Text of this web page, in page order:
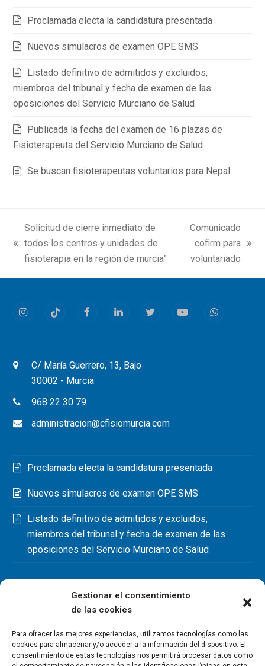
Gestionar el consentimiento
de las cookies
Para ofrecer las mejores experiencias, utilizamos tecnologías como las
cookies para almacenar y/o acceder a la información del dispositivo. El
consentimiento de estas tecnologías nos permitirá procesar datos como
Proclamada electa la candidatura presentada
Nuevos simulacros de examen OPE SMS
Listado definitivo de admitidos y excluidos,
miembros del tribunal y fecha de examen de las
oposiciones del Servicio Murciano de Salud
Publicada la fecha del examen de 16 plazas de
Fisioterapeuta del Servicio Murciano de Salud
Se buscan fisioterapeutas voluntarios para Nepal
previous
post:
Solicitud de cierre inmediato de
todos los centros y unidades de
fisioterapia en la región de murcia”
next
post:
Comunicado
cofirm para
voluntariado
InstagramTiktok FacebookLinkedInTwitterYoutubeWhatsapp
C/ María Guerrero, 13, Bajo
30002 - Murcia
968 22 30 79
administracion@cfisiomurcia.com
Proclamada electa la candidatura presentada
Nuevos simulacros de examen OPE SMS
Listado definitivo de admitidos y excluidos,
miembros del tribunal y fecha de examen de las
oposiciones del Servicio Murciano de Salud